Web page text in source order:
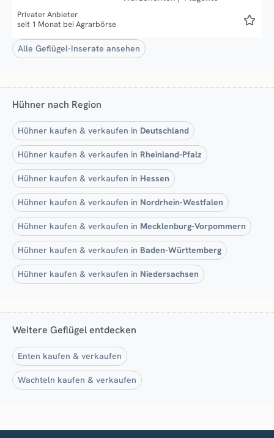
Privater Anbieter
seit 1 Monat bei Agrarbörse
Alle Geflügel-Inserate ansehen
Hühner nach Region
Hühner kaufen & verkaufen in Deutschland
Hühner kaufen & verkaufen in Rheinland-Pfalz
Hühner kaufen & verkaufen in Hessen
Hühner kaufen & verkaufen in Nordrhein-Westfalen
Hühner kaufen & verkaufen in Mecklenburg-Vorpommern
Hühner kaufen & verkaufen in Baden-Württemberg
Hühner kaufen & verkaufen in Niedersachsen
Weitere Geflügel entdecken
Enten kaufen & verkaufen
Wachteln kaufen & verkaufen